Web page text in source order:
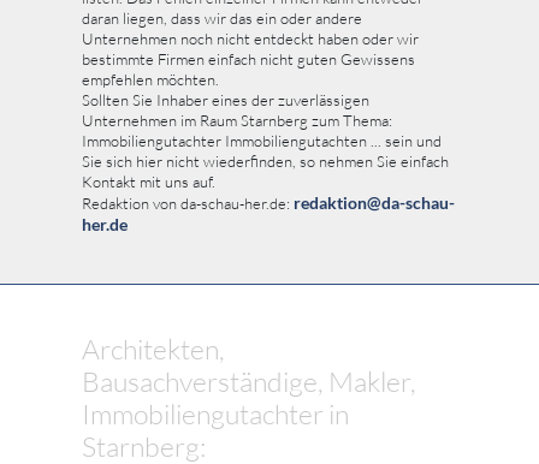
daran liegen, dass wir das ein oder andere
Unternehmen noch nicht entdeckt haben oder wir
bestimmte Firmen einfach nicht guten Gewissens
empfehlen möchten.
Sollten Sie Inhaber eines der zuverlässigen
Unternehmen im Raum Starnberg zum Thema:
Immobiliengutachter Immobiliengutachten ... sein und
Sie sich hier nicht wiederfinden, so nehmen Sie einfach
Kontakt mit uns auf.
Redaktion von da-schau-her.de: redaktion@da-schau-
her.de
Architekten,
Bausachverständige, Makler,
Immobiliengutachter in
Starnberg: